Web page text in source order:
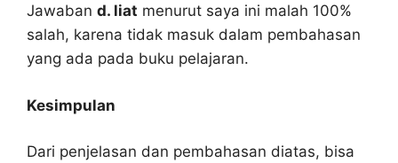
Jawaban d. liat menurut saya ini malah 100%
salah, karena tidak masuk dalam pembahasan
yang ada pada buku pelajaran.
Kesimpulan
Dari penjelasan dan pembahasan diatas, bisa